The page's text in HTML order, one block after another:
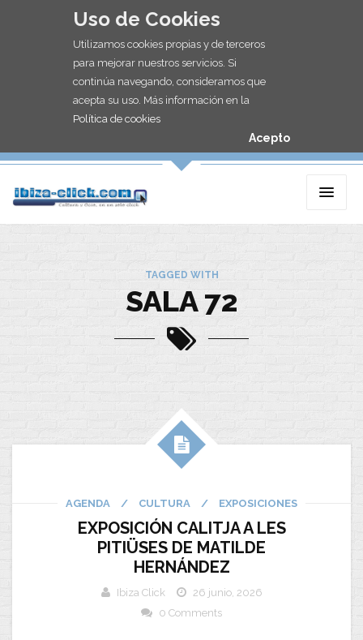
Uso de Cookies
Utilizamos cookies propias y de terceros
para mejorar nuestros servicios. Si
continúa navegando, consideramos que
acepta su uso. Más información en la
Política de cookies
Acepto
TAGGED WITH
SALA 72
AGENDA / CULTURA / EXPOSICIONES
EXPOSICIÓN CALITJA A LES
PITIÜSES DE MATILDE
HERNÁNDEZ
Ibiza Click
26 junio, 2026
0 Comments